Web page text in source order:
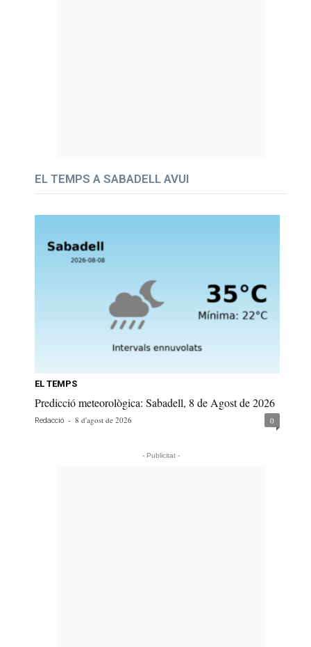
EL TEMPS A SABADELL AVUI
EL TEMPS
Predicció meteorològica: Sabadell, 8 de Agost de 2026
Redacció - 8 d'agost de 2026 0
- Publicitat -